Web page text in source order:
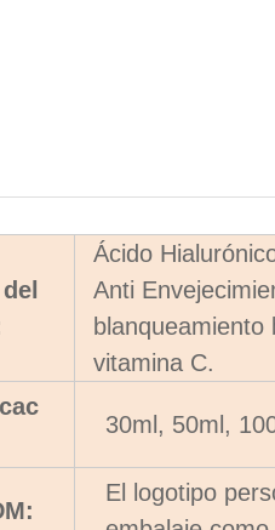
Ácido
Anti
vitamina C.
30ml, 50ml,
El logotipo